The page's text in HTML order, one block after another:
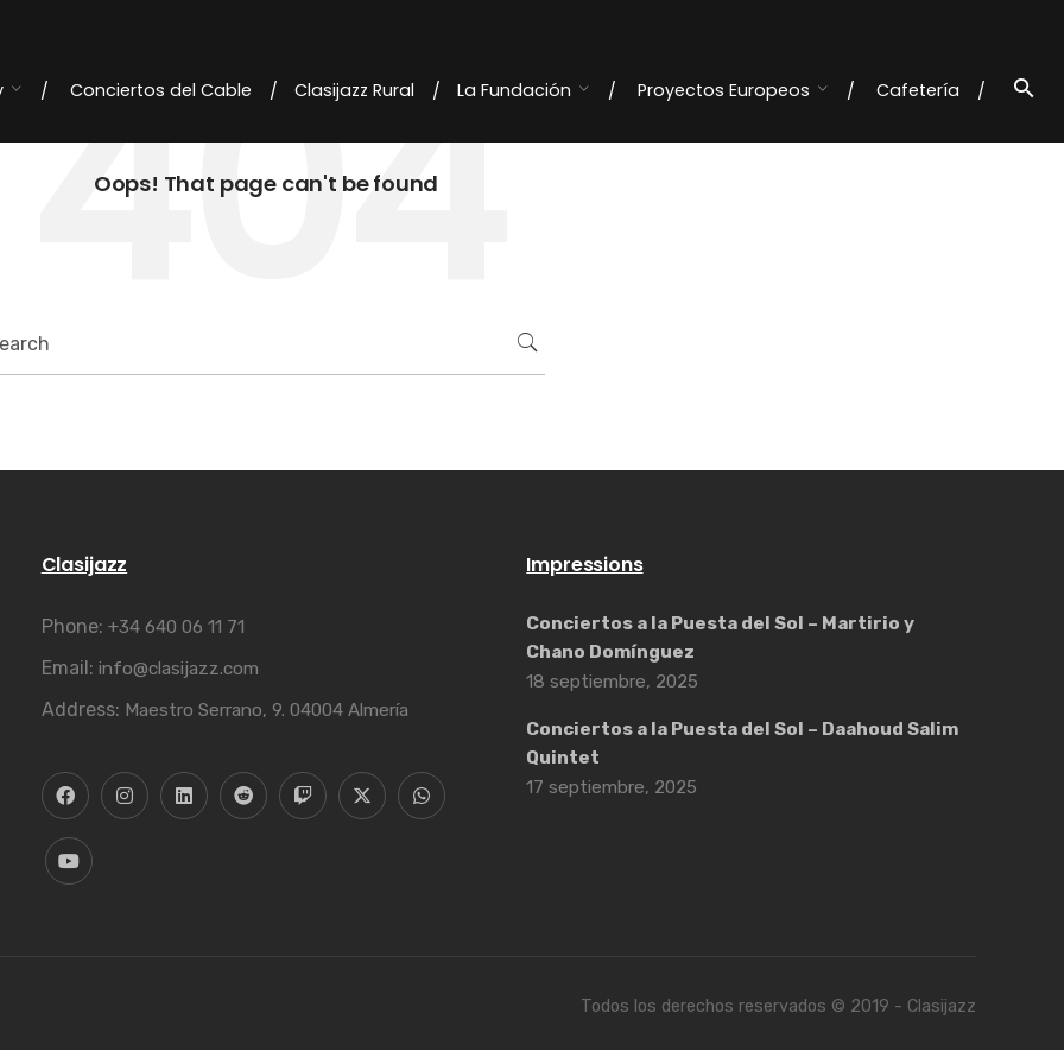
Conciertos del Cable Clasijazz Rural La Fundación Proyectos Europeos
Cafetería
404
Oops! That page can't be found
Clasijazz
Phone: +34 640 06 11 71
Email: info@clasijazz.com
Address: Maestro Serrano, 9. 04004 Almería
Impressions
Conciertos a la Puesta del Sol – Martirio y
Chano Domínguez
18 septiembre, 2025
Conciertos a la Puesta del Sol – Daahoud Salim
Quintet
17 septiembre, 2025
Todos los derechos reservados © 2019 - Clasijazz